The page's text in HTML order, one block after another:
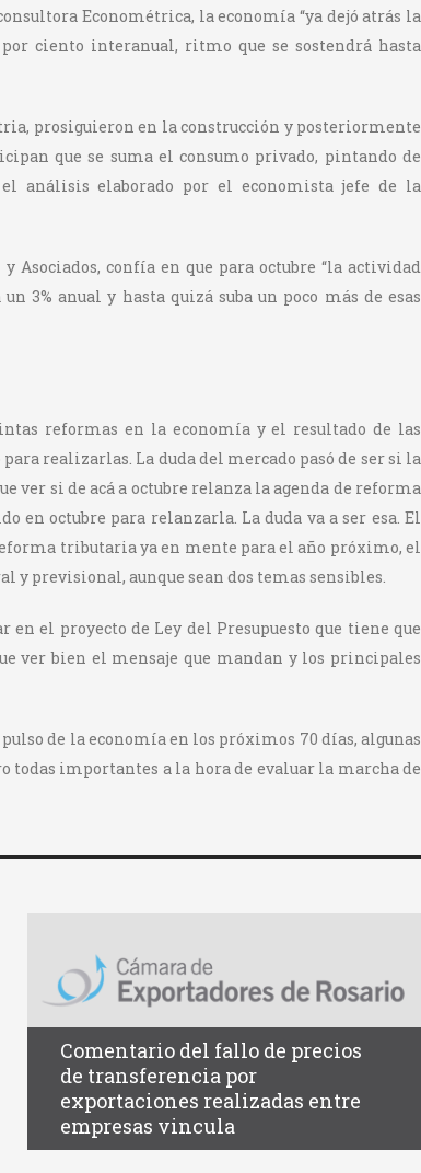
Econométrica, la economía “ya dejó atrás la
ciento interanual, ritmo que se sostendrá hasta
prosiguieron en la construcción y posteriormente
que se suma el consumo privado, pintando de
análisis elaborado por el economista jefe de la
confía en que para octubre “la actividad
3% anual y hasta quizá suba un poco más de esas
reformas en la economía y el resultado de las
realizarlas. La duda del mercado pasó de ser si la
ver si de acá a octubre relanza la agenda de reforma
en octubre para relanzarla. La duda va a ser esa. El
tributaria ya en mente para el año próximo, el
y previsional, aunque sean dos temas sensibles.
el proyecto de Ley del Presupuesto que tiene que
ver bien el mensaje que mandan y los principales
de la economía en los próximos 70 días, algunas
todas importantes a la hora de evaluar la marcha de
Comentario del fallo de precios
de transferencia por
exportaciones realizadas entre
empresas vincula